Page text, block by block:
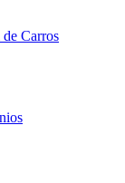
Carros